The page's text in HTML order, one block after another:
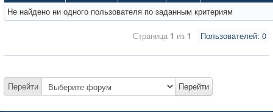
Не найдено ни одного пользователя по заданным критериям
Пользователей: 0
Страница 1 из 1
Перейти Перейти